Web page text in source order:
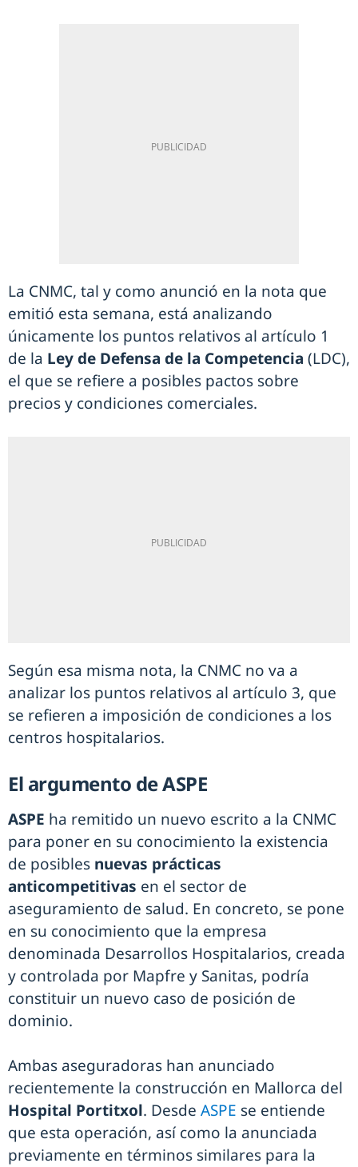
La CNMC, tal y como anunció en la nota que
emitió esta semana, está analizando
únicamente los puntos relativos al artículo 1
de la Ley de Defensa de la Competencia (LDC),
el que se refiere a posibles pactos sobre
precios y condiciones comerciales.
Según esa misma nota, la CNMC no va a
analizar los puntos relativos al artículo 3, que
se refieren a imposición de condiciones a los
centros hospitalarios.
El argumento de ASPE
ASPE ha remitido un nuevo escrito a la CNMC
para poner en su conocimiento la existencia
de posibles nuevas prácticas
anticompetitivas en el sector de
aseguramiento de salud. En concreto, se pone
en su conocimiento que la empresa
denominada Desarrollos Hospitalarios, creada
y controlada por Mapfre y Sanitas, podría
constituir un nuevo caso de posición de
dominio.
Ambas aseguradoras han anunciado
recientemente la construcción en Mallorca del
Hospital Portitxol. Desde ASPE se entiende
que esta operación, así como la anunciada
previamente en términos similares para la